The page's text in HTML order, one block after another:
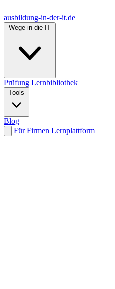
ausbildung-in-der-it.de
Prüfung Lernbibliothek
Blog
Für Firmen Lernplattform